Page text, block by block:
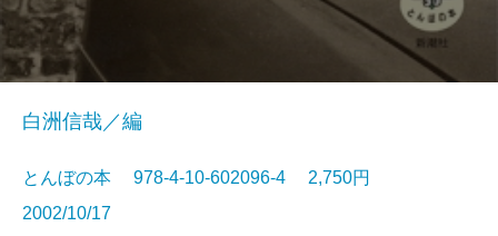
白洲信哉／編
とんぼの本 978-4-10-602096-4 2,750円
2002/10/17